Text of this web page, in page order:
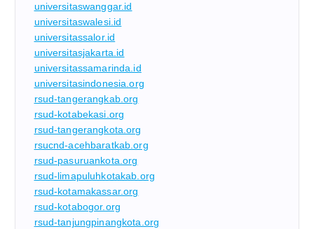
universitaswanggar.id
universitaswalesi.id
universitassalor.id
universitasjakarta.id
universitassamarinda.id
universitasindonesia.org
rsud-tangerangkab.org
rsud-kotabekasi.org
rsud-tangerangkota.org
rsucnd-acehbaratkab.org
rsud-pasuruankota.org
rsud-limapuluhkotakab.org
rsud-kotamakassar.org
rsud-kotabogor.org
rsud-tanjungpinangkota.org